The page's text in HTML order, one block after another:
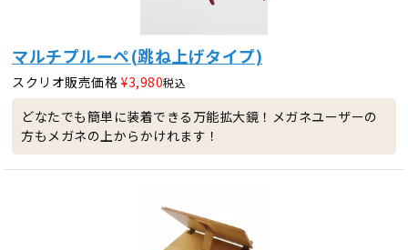
マルチプルーペ(跳ね上げタイプ)
スクリオ販売価格 ¥3,980税込
どなたでも簡単に装着できる万能拡大鏡！メガネユーザーの
方もメガネの上からかけれます！